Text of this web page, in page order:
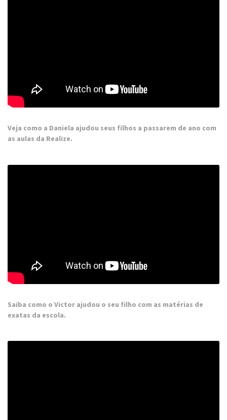
Veja como a Daniela ajudou seus filhos a passarem de ano com
as aulas da Realize.
Saiba como o Victor ajudou o seu filho com as matérias de
exatas da escola.